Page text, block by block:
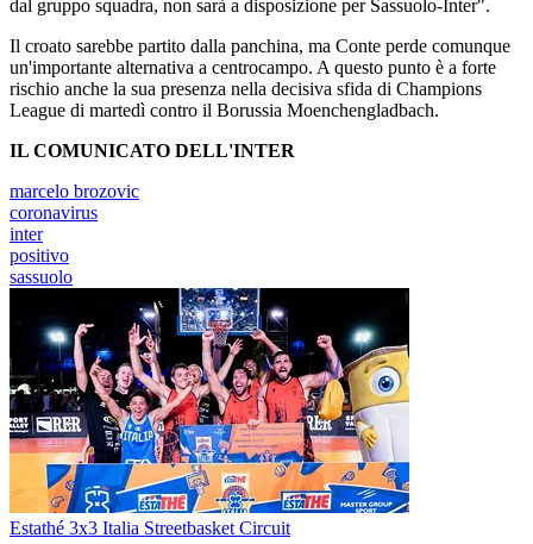
dal gruppo squadra, non sarà a disposizione per Sassuolo-Inter".
Il croato sarebbe partito dalla panchina, ma Conte perde comunque
un'importante alternativa a centrocampo. A questo punto è a forte
rischio anche la sua presenza nella decisiva sfida di Champions
League di martedì contro il Borussia Moenchengladbach.
IL COMUNICATO DELL'INTER
marcelo brozovic
coronavirus
inter
positivo
sassuolo
Estathé 3x3 Italia Streetbasket Circuit